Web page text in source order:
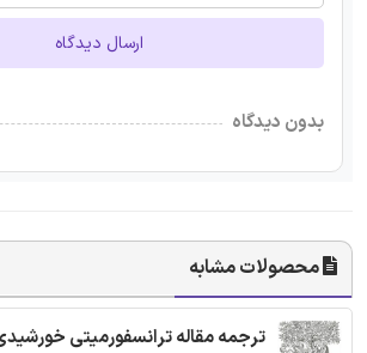
ارسال دیدگاه
بدون دیدگاه
محصولات مشابه
ترجمه مقاله ترانسفورمیتی